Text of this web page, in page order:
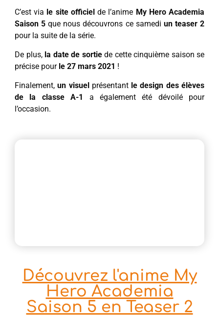
C’est via le site officielde l’anime My Hero Academia
Saison 5 que nous découvrons ce samedi un teaser 2
pour la suite de la série.
De plus, la date de sortiede cette cinquième saison se
précise pour le 27 mars 2021 !
Finalement,un visuelprésentant le design des élèves
de la classe A-1
a également été dévoilé pour
l’occasion.
Découvrez l'anime My
Hero Academia
Saison 5 en Teaser 2